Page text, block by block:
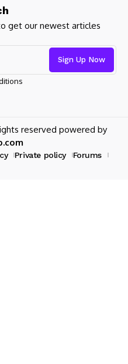
get our newest articles
reserved powered by
Private policy
Forums